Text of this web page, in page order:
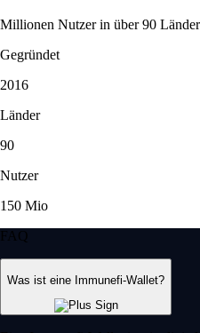
Millionen Nutzer in über 90
Gegründet
2016
Länder
90
Nutzer
150 Mio
FAQ
Was ist eine Immunefi-Wallet?